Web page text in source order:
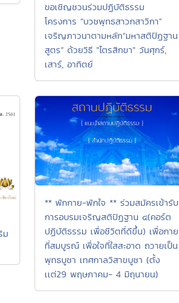
ขอเชิญชวนร่วมปฏิบัติธรรม
โครงการ “บวชพุทธสาวกสาวิกา”
เจริญภาวนาตามหลัก“มหาสติปัฏฐาน
สูตร” ด้วยวิธี "ไตรสิกขา" วันศุกร์,
เสาร์, อาทิตย์
ม
** พักกาย-พักใจ ** ร่วมสมัครเข้ารับ
การอบรมเจริญสติปัฏฐาน ๔(คอร์ต
ปฏิบัติธรรม เพื่อชีวิตที่ดีขึ้น) เพื่อกาย
ที่สมบูรณ์ เพื่อใจที่ใสสะอาด ถวายเป็น
พุทธบูชา เทศกาลวิสาขบูชา (ตั้ง
เเต่29 พฤษภาคม- 4 มิถุนายน)